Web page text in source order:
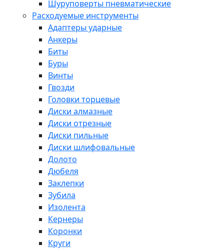
Шуруповерты пневматические
Расходуемые инструменты
Адаптеры ударные
Анкеры
Биты
Буры
Винты
Гвозди
Головки торцевые
Диски алмазные
Диски отрезные
Диски пильные
Диски шлифовальные
Долото
Дюбеля
Заклепки
Зубила
Изолента
Кернеры
Коронки
Круги